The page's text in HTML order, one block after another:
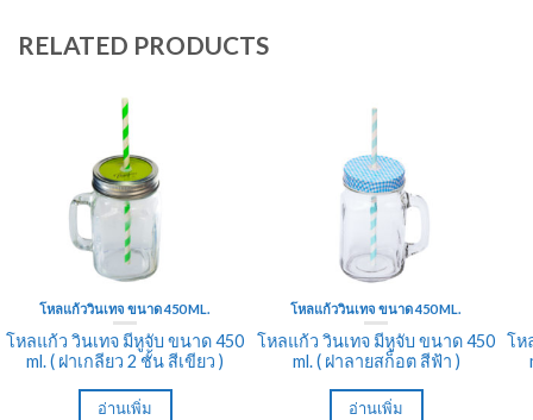
RELATED PRODUCTS
โหลแก้ววินเทจ ขนาด 450 ML.
โหลแก้ว วินเทจ มีหูจับ ขนาด 450
ml. ( ฝาเกลียว 2 ชั้น สีเขียว )
อ่านเพิ่ม
โหลแก้ววินเทจ ขนาด 450 ML.
โหลแก้ว วินเทจ มีหูจับ ขนาด 450
ml. ( ฝาลายสก็อต สีฟ้า )
อ่านเพิ่ม
โห